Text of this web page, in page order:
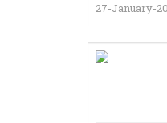
27-January-